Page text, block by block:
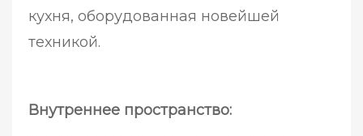
кухня, оборудованная новейшей
техникой.
Внутреннее пространство: